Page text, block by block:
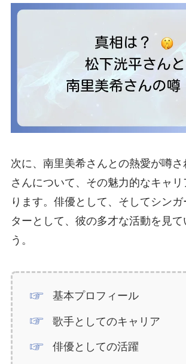
次に、南里美希さんとの熱愛が噂
さんについて、その魅力的なキャリ
ります。俳優として、そしてシンガ
ターとして、彼の多才な活動を見て
う。
基本プロフィール
歌手としてのキャリア
俳優としての活躍